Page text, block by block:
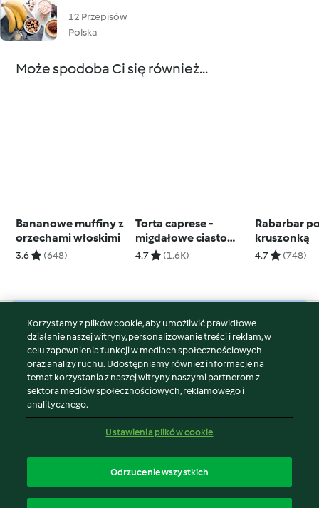
12 Przepisów
Polska
Może spodoba Ci się również...
Bananowe muffiny z
orzechami włoskimi
3.6 (648)
Torta caprese -
migdałowe ciasto
czekoladowe
4.7 (1.6K)
Rabarbar
kruszonką
4.7 (748)
© Copyright 2026
Warunki korzystania
Polityka prywatności
Disclaimer
Znak wydawcy
Zgłoś treść
Oświadczenie o dostępności
Korzystamy z plików cookie, aby umożliwić prawidłowe
działanie naszej witryny, personalizowanie treści i reklam, w
celu zapewnienia funkcji w mediach społecznościowych
oraz analizy ruchu. Udostępniamy również informacje na
temat korzystania z naszej witryny naszymi partnerom z
sektora mediów społecznościowych, reklamowego i
analitycznego.
Ustawienia plików cookie
Odrzucenie wszystkich